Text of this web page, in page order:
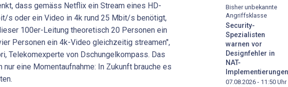
dass gemäss Netflix ein Stream eines HD-
s oder ein Video in 4k rund 25 Mbit/s benötigt,
100er-Leitung theoretisch 20 Personen ein
Personen ein 4k-Video gleichzeitig streamen",
Telekomexperte von Dschungelkompass. Das
nur eine Momentaufnahme: In Zukunft brauche es
Bisher unbekannte
Angriffsklasse
Security-
Spezialisten
warnen vor
Designfehler in
NAT-
Implementierungen
07.08.2026 - 11:50 Uhr